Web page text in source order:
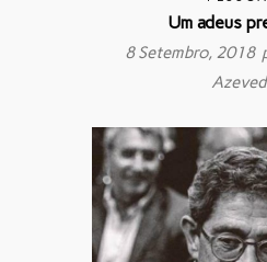
Um adeus
8 Setembro, 2018